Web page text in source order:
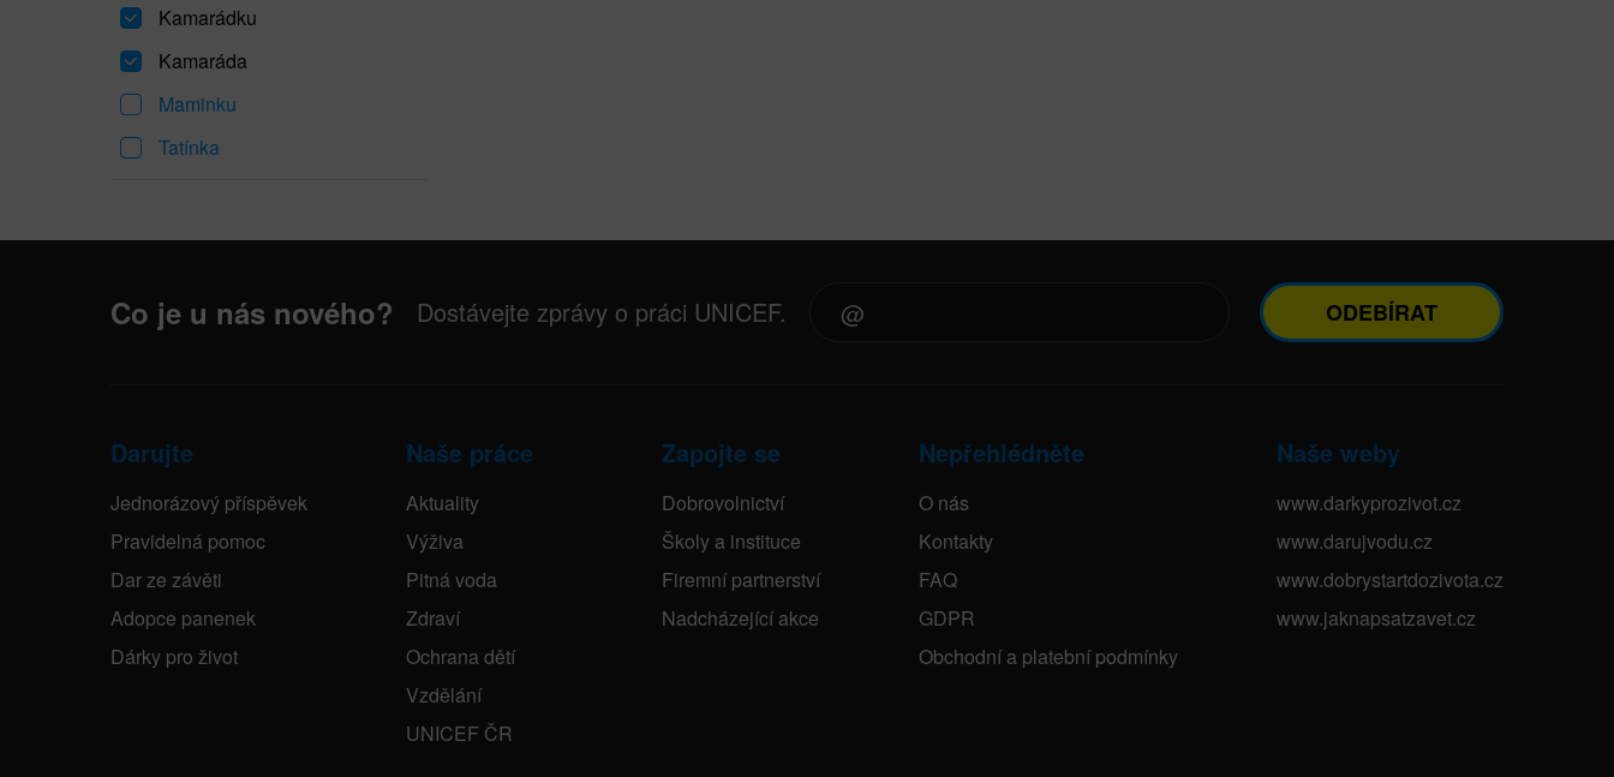
Kamarádku
Kamaráda
Maminku
Tatínka
Co je u nás nového? Dostávejte zprávy o práci UNICEF. ODEBÍRAT
Darujte
Jednorázový příspěvek
Pravidelná pomoc
Dar ze závěti
Adopce panenek
Dárky pro život
Naše práce
Aktuality
Výživa
Pitná voda
Zdraví
Ochrana dětí
Vzdělání
UNICEF ČR
Zapojte se
Dobrovolnictví
Školy a instituce
Firemní partnerství
Nadcházející akce
Nepřehlédněte
O nás
Kontakty
FAQ
GDPR
Obchodní a platební podmínky
Naše weby
www.darkyprozivot.cz
www.darujvodu.cz
www.dobrystartdozivota.cz
www.jaknapsatzavet.cz